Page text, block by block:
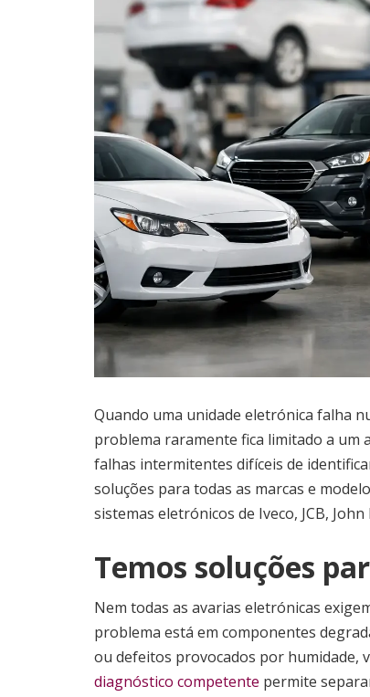
Quando uma unidade eletrónica falha
problema raramente fica limitado a um
falhas intermitentes difíceis de
soluções para todas as marcas e
sistemas eletrónicos de Iveco, JCB,
Temos soluções
Nem todas as avarias eletrónicas
problema está em componentes
ou defeitos provocados por humidade,
diagnóstico competente permite